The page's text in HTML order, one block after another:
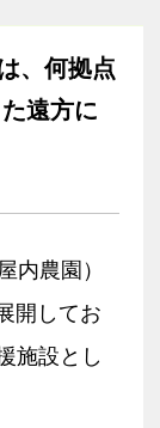
、何拠点
遠方に
内農園）
開してお
施設とし